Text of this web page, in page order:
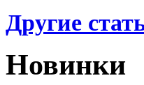
Другие
Новинки